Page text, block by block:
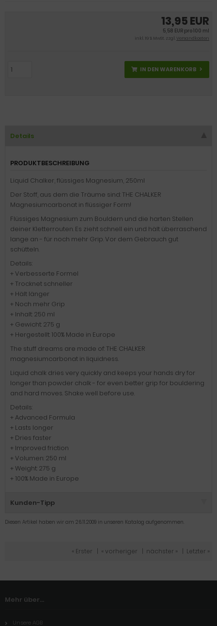
13,95 EUR
5,58 EUR pro 100 ml
inkl. 19 % MwSt. zzgl.Versandkosten
IN DEN WARENKORB
Details
PRODUKTBESCHREIBUNG
Liquid Chalker, flüssiges Magnesium, 250ml
Der Stoff, aus dem die Träume sind: THE CHALKER
Magnesiumcarbonat in flüssiger Form!
Flüssiges Magnesium zum Bouldern und die harten Stellen
deiner Kletterrouten. Es zieht schnell ein und hält überraschend
lange an - für noch mehr Grip. Vor dem Gebrauch gut
schütteln.
Details:
+ Verbesserte Formel
+ Trocknet schneller
+ Hält länger
+ Noch mehr Grip
+ Inhalt: 250 ml
+ Gewicht: 275 g
+ Hergestellt: 100% Made in Europe
The stuff dreams are made of: THE CHALKER
magnesiumcarbonat in liquidness.
Liquid chalk dries very quickly and keeps your hands dry for
longer than powder chalk - for even better grip for bouldering
and hard moves. Shake well before use.
Details:
+ Advanced Formula
+ Lasts longer
+ Dries faster
+ Improved friction
+ Volumen: 250 ml
+ Weight: 275 g
+ 100% Made in Europe
Kunden-Tipp
Diesen Artikel haben wir am 26.11.2009 in unseren Katalog aufgenommen.
« Erster « vorheriger nächster » Letzter »
Mehr über...
Unsere AGB